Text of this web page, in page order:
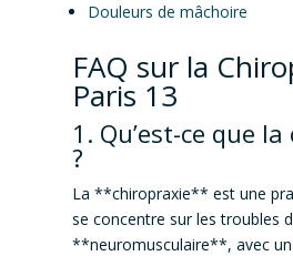
Douleurs de mâchoire
FAQ sur la
Paris 13
1. Qu’est-ce que
?
La **chiropraxie** est une
se concentre sur les troubles
**neuromusculaire**, avec